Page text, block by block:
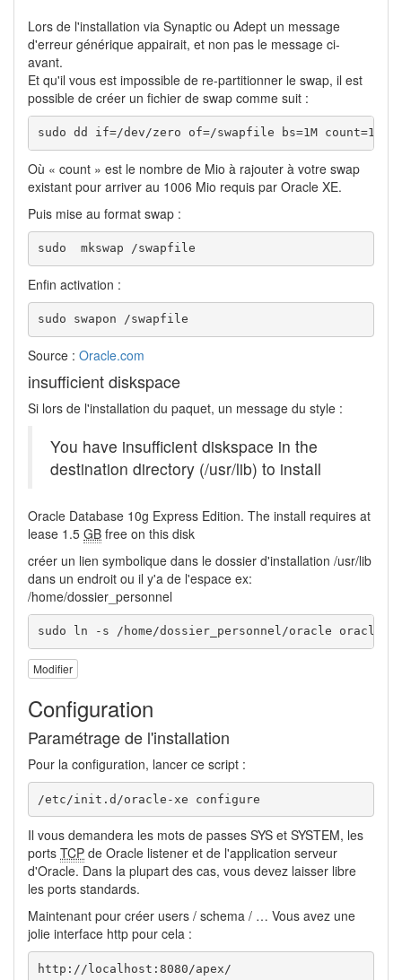
Lors de l'installation via Synaptic ou Adept un message
d'erreur générique appairait, et non pas le message ci-
avant.
Et qu'il vous est impossible de re-partitionner le swap, il est
possible de créer un fichier de swap comme suit :
sudo dd if=/dev/zero of=/swapfile bs=1M count=100
Où « count » est le nombre de Mio à rajouter à votre swap
existant pour arriver au 1006 Mio requis par Oracle XE.
Puis mise au format swap :
sudo  mkswap /swapfile
Enfin activation :
sudo swapon /swapfile
Source : Oracle.com
insufficient diskspace
Si lors de l'installation du paquet, un message du style :
You have insufficient diskspace in the
destination directory (/usr/lib) to install
Oracle Database 10g Express Edition. The install requires at
lease 1.5 GB free on this disk
créer un lien symbolique dans le dossier d'installation /usr/lib
dans un endroit ou il y'a de l'espace ex:
/home/dossier_personnel
sudo ln -s /home/dossier_personnel/oracle oracle
Modifier
Configuration
Paramétrage de l'installation
Pour la configuration, lancer ce script :
/etc/init.d/oracle-xe configure
Il vous demandera les mots de passes SYS et SYSTEM, les
ports TCP de Oracle listener et de l'application serveur
d'Oracle. Dans la plupart des cas, vous devez laisser libre
les ports standards.
Maintenant pour créer users / schema / … Vous avez une
jolie interface http pour cela :
http://localhost:8080/apex/